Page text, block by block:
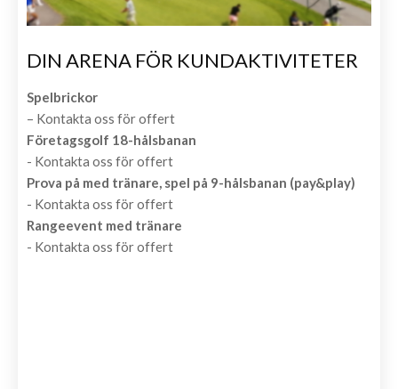
DIN ARENA FÖR KUNDAKTIVITETER
Spelbrickor
– Kontakta oss för offert
Företagsgolf 18-hålsbanan
- Kontakta oss för offert
Prova på med tränare, spel på 9-hålsbanan (pay&play)
- Kontakta oss för offert
Rangeevent med tränare
- Kontakta oss för offert